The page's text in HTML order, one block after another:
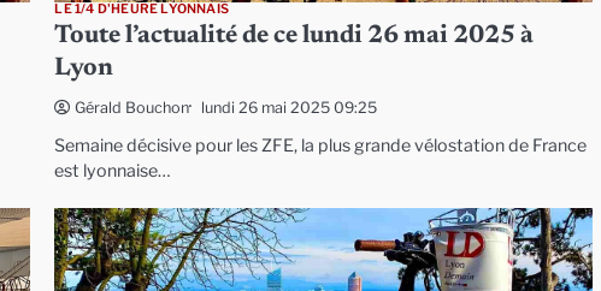
LE 1/4 D'HEURE LYONNAIS
Toute l’actualité de ce lundi 26 mai 2025 à
Lyon
Gérald Bouchon lundi 26 mai 2025 09:25
Semaine décisive pour les ZFE, la plus grande vélostation de France
est lyonnaise…